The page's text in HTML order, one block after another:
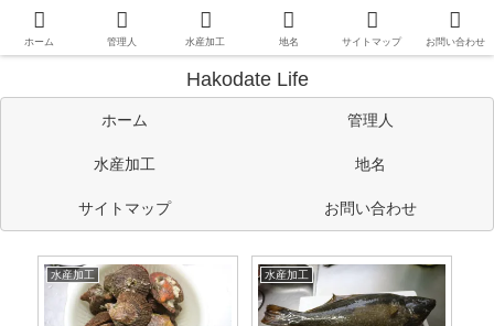
ています。
Hakodate Life
ホーム 管理人
水産加工 地名
サイトマップ お問い合わせ
水産加工 水産加工
ホーム 管理人 水産加工 地名 サイトマップ お問い合わせ